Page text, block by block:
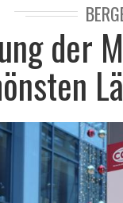
der